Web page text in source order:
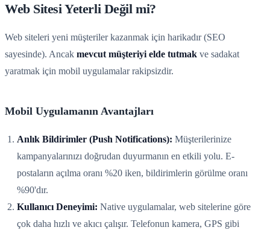
Web Sitesi Yeterli Değil mi?
Web siteleri yeni müşteriler kazanmak için harikadır (SEO
sayesinde). Ancak mevcut müşteriyi elde tutmak ve sadakat
yaratmak için mobil uygulamalar rakipsizdir.
Mobil Uygulamanın Avantajları
Anlık Bildirimler (Push Notifications): Müşterilerinize
kampanyalarınızı doğrudan duyurmanın en etkili yolu. E-
postaların açılma oranı %20 iken, bildirimlerin görülme oranı
%90'dır.
Kullanıcı Deneyimi: Native uygulamalar, web sitelerine göre
çok daha hızlı ve akıcı çalışır. Telefonun kamera, GPS gibi